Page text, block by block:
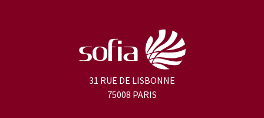
31 RUE DE LISBONNE
75008 PARIS